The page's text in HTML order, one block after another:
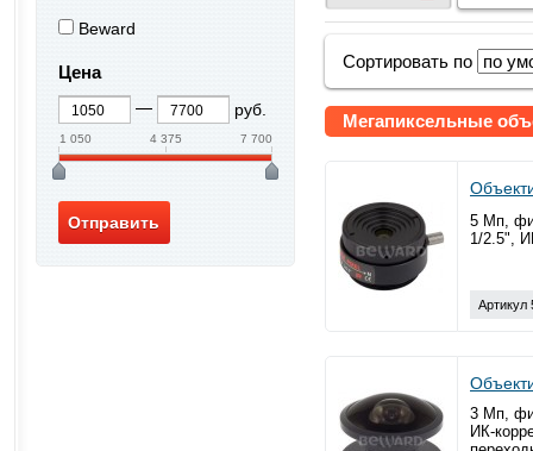
Сортировать по
Мегапиксельные
5 Мп,
1/2.5",
Артикул
3 Мп,
ИК-
Beward
Цена
руб.
1 050 4 375 7 700